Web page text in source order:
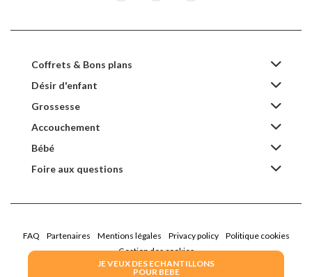
JE VEUX DES ECHANTILLONS
POUR BEBE
Coffrets & Bons plans
Désir d'enfant
Grossesse
Accouchement
Bébé
Foire aux questions
FAQ Partenaires Mentions légales Privacy policy
Politique cookies
Gestion des cookies